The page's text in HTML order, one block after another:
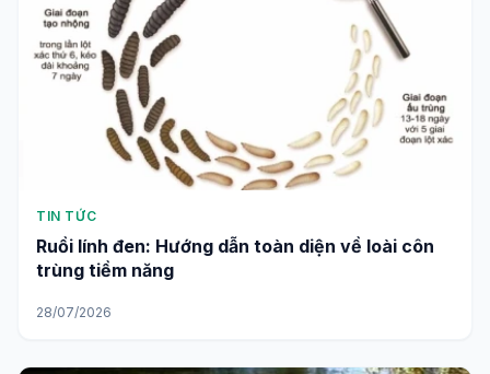
TIN TỨC
Ruồi lính đen: Hướng dẫn toàn diện về loài côn
trùng tiềm năng
28/07/2026